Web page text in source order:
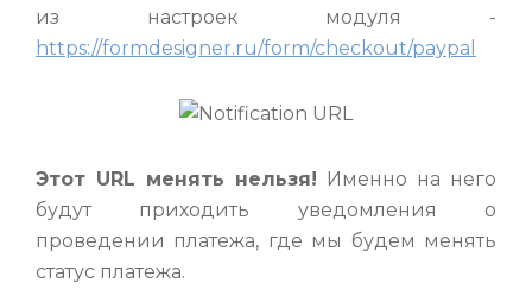
из настроек модуля -
https://formdesigner.ru/form/checkout/paypal
Этот URL менять нельзя! Именно на него
будут приходить уведомления о
проведении платежа, где мы будем менять
статус платежа.